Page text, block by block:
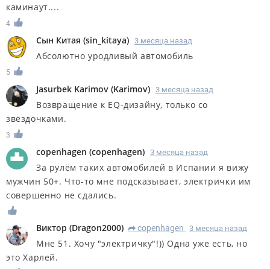
каминаут....
4
Сын Китая (sin_kitaya) 3 месяца назад
Абсолютно уродливый автомобиль
5
Jasurbek Karimov (Karimov) 3 месяца назад
Возвращение к EQ-дизайну, только со
звёздочками.
3
copenhagen (copenhagen) 3 месяца назад
За рулём таких автомобилей в Испании я вижу
мужчин 50+. Что-то мне подсказывает, электрички им
совершенно не сдались.
Виктор (Dragon2000) R copenhagen 3 месяца назад
Мне 51. Хочу "электричку"!)) Одна уже есть, но
это Харлей.